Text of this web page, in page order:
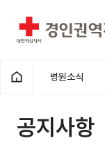
경인권역재활병원
홈으로
병원소식
공지사항